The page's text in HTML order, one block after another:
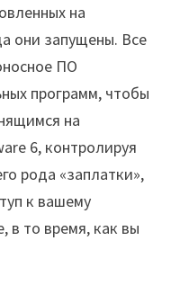
на
они запущены. Все
ПО
программ, чтобы
на
6, контролируя
рода «заплатки»,
к вашему
в то время, как вы